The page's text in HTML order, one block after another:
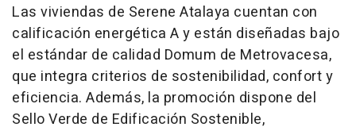
Las viviendas de Serene Atalaya cuentan con
calificación energética A y están diseñadas bajo
el estándar de calidad Domum de Metrovacesa,
que integra criterios de sostenibilidad, confort y
eficiencia. Además, la promoción dispone del
Sello Verde de Edificación Sostenible,